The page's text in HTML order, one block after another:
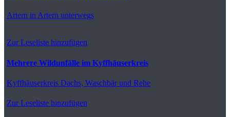
Artern in Artern unterwegs
Zur Leseliste hinzufügen
Mehrere Wildunfälle im Kyffhäuserkreis
Kyffhäuserkreis Dachs, Waschbär und Rehe
Zur Leseliste hinzufügen